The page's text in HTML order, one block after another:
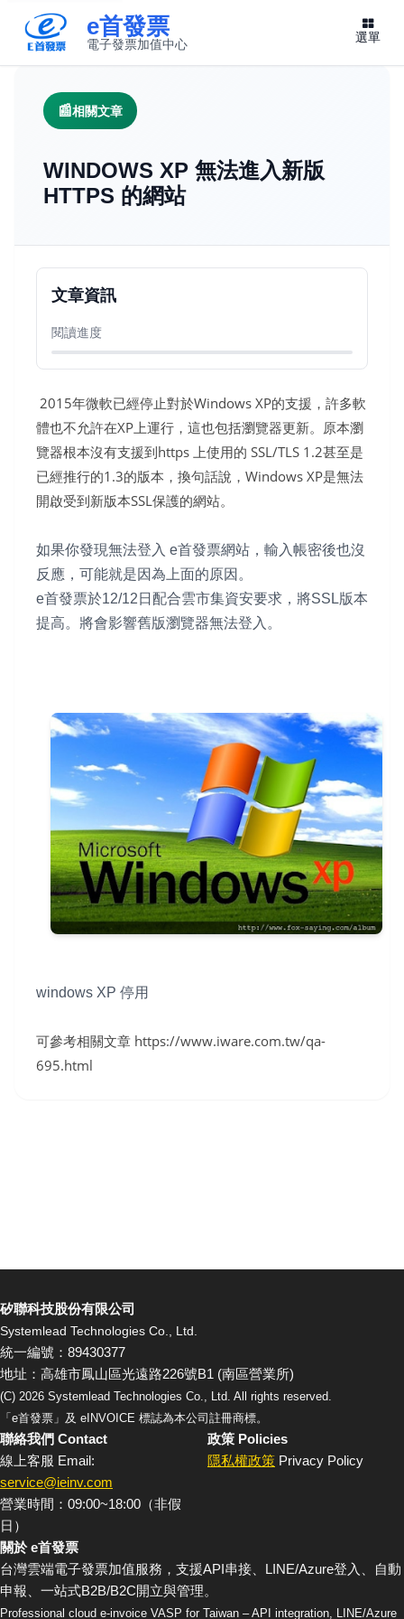
e首發票
電子發票加值中心 選單
相關文章
WINDOWS XP 無法進入新版
HTTPS 的網站
2015年微軟已經停止對於Windows XP的支援，許多軟
體也不允許在XP上運行，這也包括瀏覽器更新。 原本瀏
覽器根本沒有支援到https 上使用的 SSL/TLS 1.2甚至是
已經推行的1.3的版本，換句話說，Windows XP是無法
開啟受到新版本SSL保護的網站。
如果你發現無法登入 e首發票網站，輸入帳密後也沒
反應，可能就是因為上面的原因。
e首發票於12/12日配合雲市集資安要求，將SSL版本
提高。將會影響舊版瀏覽器無法登入。
windows XP 停用
可參考相關文章 https://www.iware.com.tw/qa-
695.html
文章資訊
閱讀進度
矽聯科技股份有限公司
Systemlead Technologies Co., Ltd.
統一編號：89430377
地址：高雄市鳳山區光遠路226號B1 (南區營業所)
(C) 2026 Systemlead Technologies Co., Ltd. All rights reserved.
「e首發票」及 eINVOICE 標誌為本公司註冊商標。
聯絡我們 Contact
線上客服 Email:
service@ieinv.com
營業時間：09:00~18:00（非假
日）
政策 Policies
隱私權政策 Privacy Policy
關於 e首發票
台灣雲端電子發票加值服務，支援API串接、LINE/Azure登入、自動
申報、一站式B2B/B2C開立與管理。
Professional cloud e-invoice VASP for Taiwan – API integration, LINE/Azure